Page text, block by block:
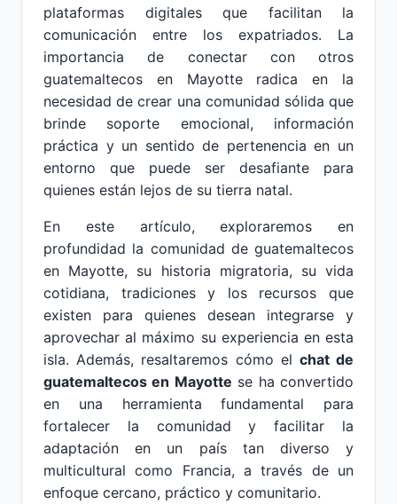
plataformas digitales que facilitan la
comunicación entre los expatriados. La
importancia de conectar con otros
guatemaltecos en Mayotte radica en la
necesidad de crear una comunidad sólida que
brinde soporte emocional, información
práctica y un sentido de pertenencia en un
entorno que puede ser desafiante para
quienes están lejos de su tierra natal.
En este artículo, exploraremos en
profundidad la comunidad de guatemaltecos
en Mayotte, su historia migratoria, su vida
cotidiana, tradiciones y los recursos que
existen para quienes desean integrarse y
aprovechar al máximo su experiencia en esta
isla. Además, resaltaremos cómo el chat de
guatemaltecos en Mayotte se ha convertido
en una herramienta fundamental para
fortalecer la comunidad y facilitar la
adaptación en un país tan diverso y
multicultural como Francia, a través de un
enfoque cercano, práctico y comunitario.